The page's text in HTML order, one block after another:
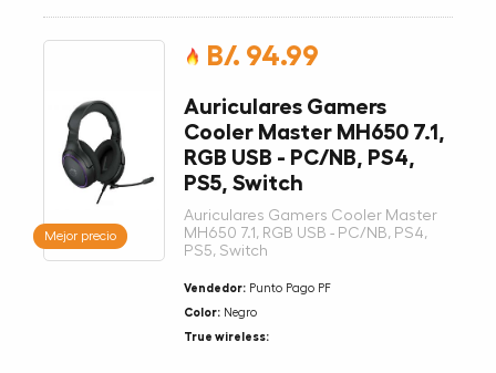
Mejor precio
B/. 94.99
Auriculares Gamers
Cooler Master MH650 7.1,
RGB USB - PC/NB, PS4,
PS5, Switch
Auriculares Gamers Cooler Master
MH650 7.1, RGB USB - PC/NB, PS4,
PS5, Switch
Vendedor: Punto Pago PF
Color: Negro
True wireless: